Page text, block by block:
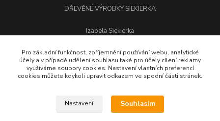
DŘEVĚNÉ VÝROBKY SIEKIERKA
Izabela Siekierka
stolarstwo.siekierka@seznam.cz
Pro základní funkčnost, zpříjemnění používání webu, analytické
účely a v případě udělení souhlasu také pro účely cílení reklamy
využíváme soubory cookies. Nastavení vlastních preferencí
cookies můžete kdykoli upravit odkazem ve spodní části stránek.
Nastavení Souhlasím